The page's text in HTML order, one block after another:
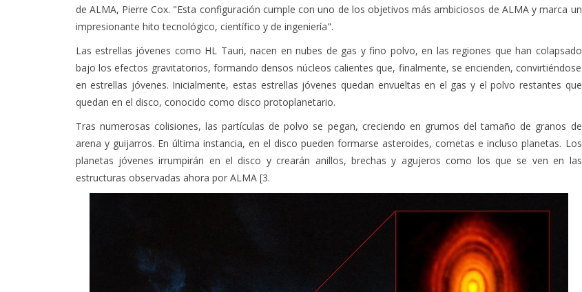
de ALMA, Pierre Cox. "Esta configuración cumple con uno de los objetivos más ambiciosos de ALMA y marca un
impresionante hito tecnológico, científico y de ingeniería".
Las estrellas jóvenes como HL Tauri, nacen en nubes de gas y fino polvo, en las regiones que han colapsado
bajo los efectos gravitatorios, formando densos núcleos calientes que, finalmente, se encienden, convirtiéndose
en estrellas jóvenes. Inicialmente, estas estrellas jóvenes quedan envueltas en el gas y el polvo restantes que
quedan en el disco, conocido como disco protoplanetario.
Tras numerosas colisiones, las partículas de polvo se pegan, creciendo en grumos del tamaño de granos de
arena y guijarros. En última instancia, en el disco pueden formarse asteroides, cometas e incluso planetas. Los
planetas jóvenes irrumpirán en el disco y crearán anillos, brechas y agujeros como los que se ven en las
estructuras observadas ahora por ALMA [3.